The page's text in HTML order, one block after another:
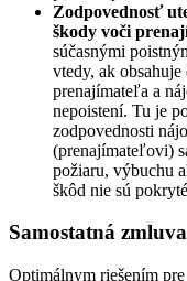
Zodpovednosť
škody voči
súčasnými
vtedy, ak
prenajímateľa a
nepoistení. Tu je
zodpovednosti
(prenajímateľovi)
požiaru, výbuchu
škôd nie sú
Samostatná
Optimálnym riešením